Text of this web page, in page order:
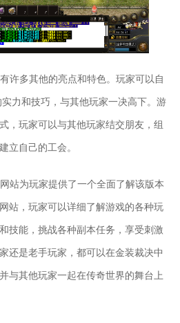
许多其他的亮点和特色。玩家可以自
力和技巧，与其他玩家一决高下。游
，玩家可以与其他玩家结交朋友，组
立自己的工会。
站为玩家提供了一个全面了解该版本
站，玩家可以详细了解游戏的各种玩
技能，挑战各种副本任务，享受刺激
还是老手玩家，都可以在金装裁决中
与其他玩家一起在传奇世界的舞台上